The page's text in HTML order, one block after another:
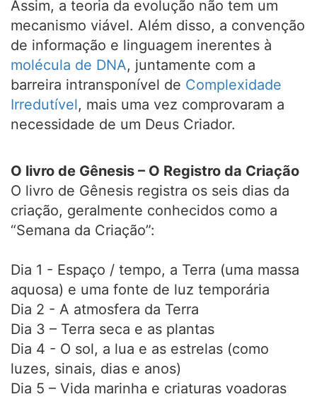
Assim, a teoria da evolução não tem um
mecanismo viável. Além disso, a convenção
de informação e linguagem inerentes à
molécula de DNA, juntamente com a
barreira intransponível de Complexidade
Irredutível, mais uma vez comprovaram a
necessidade de um Deus Criador.
O livro de Gênesis – O Registro da Criação
O livro de Gênesis registra os seis dias da
criação, geralmente conhecidos como a
“Semana da Criação”:
Dia 1 - Espaço / tempo, a Terra (uma massa
aquosa) e uma fonte de luz temporária
Dia 2 - A atmosfera da Terra
Dia 3 – Terra seca e as plantas
Dia 4 - O sol, a lua e as estrelas (como
luzes, sinais, dias e anos)
Dia 5 – Vida marinha e criaturas voadoras